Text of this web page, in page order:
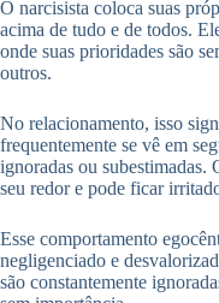
O narcisista coloca suas
acima de tudo e de todos.
onde suas prioridades são
outros.
No relacionamento, isso
frequentemente se vê em
ignoradas ou subestimadas.
seu redor e pode ficar
Esse comportamento
negligenciado e
são constantemente